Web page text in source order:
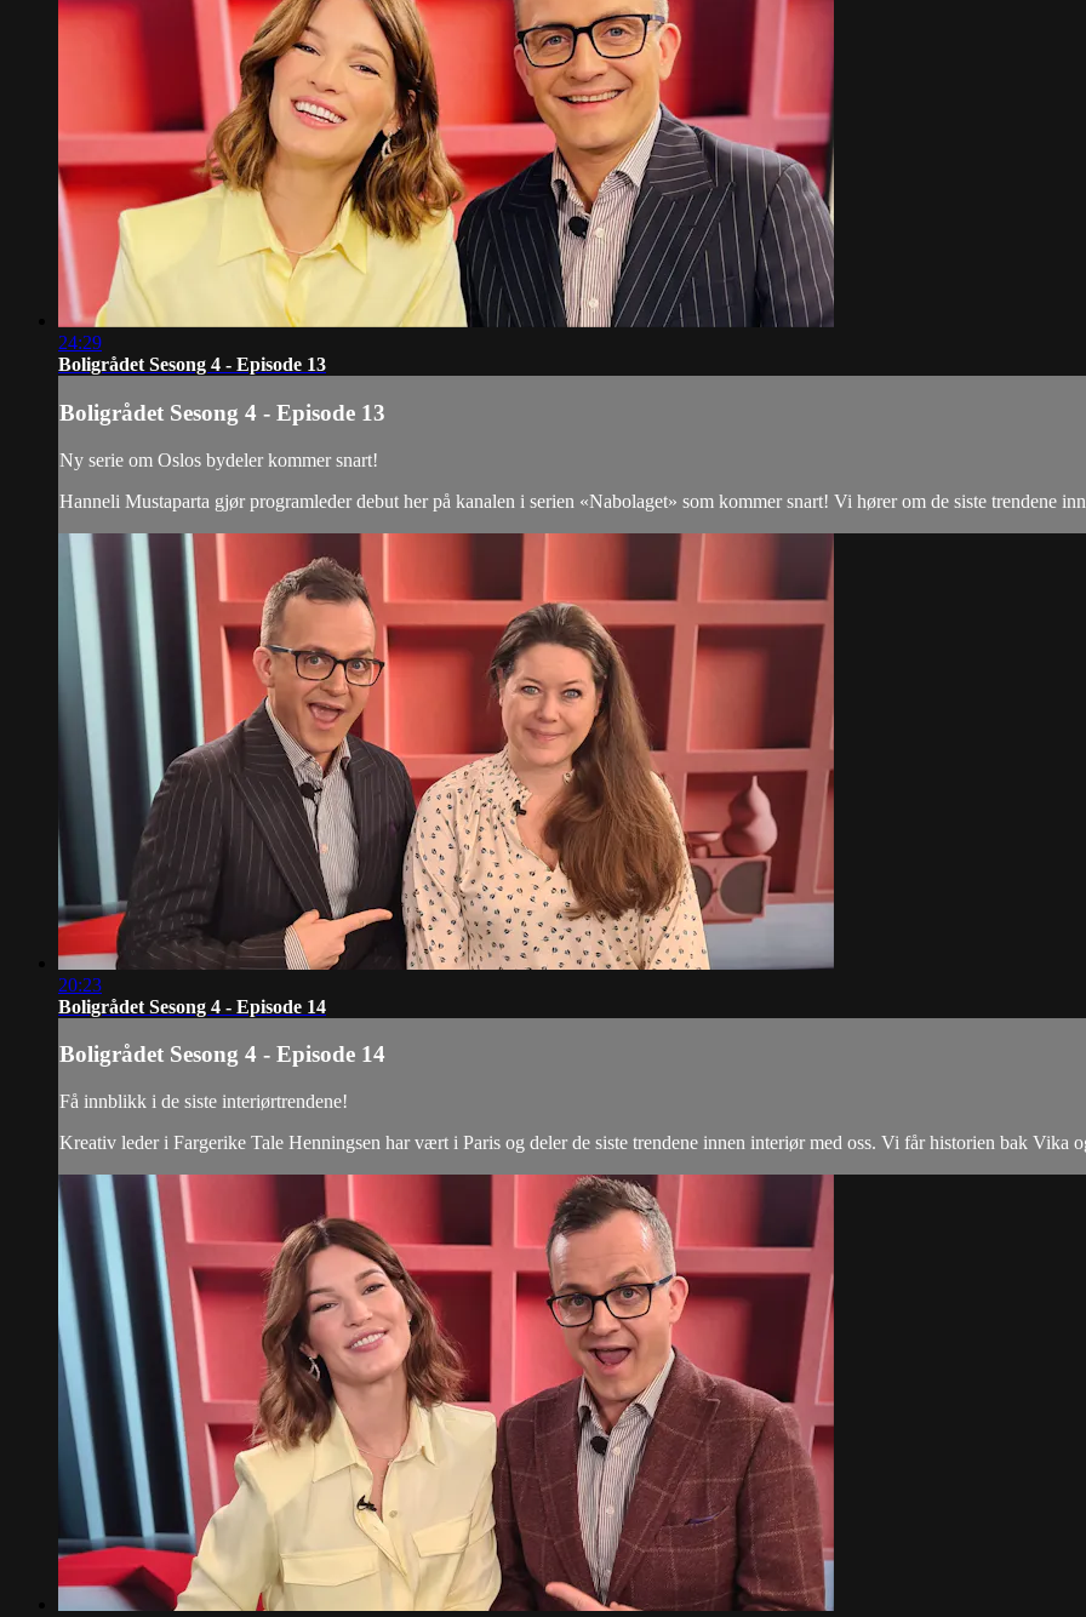
24:29
Boligrådet Sesong 4 - Episode 13
Boligrådet Sesong 4 - Episode 13
Ny serie om Oslos bydeler kommer snart!
Hanneli Mustaparta gjør programleder debut her på kanalen i serien «Nabolaget» som kommer snart! Vi hører om de siste trendene
20:23
Boligrådet Sesong 4 - Episode 14
Boligrådet Sesong 4 - Episode 14
Få innblikk i de siste interiørtrendene!
Kreativ leder i Fargerike Tale Henningsen har vært i Paris og deler de siste trendene innen interiør med oss. Vi får historien bak Vika